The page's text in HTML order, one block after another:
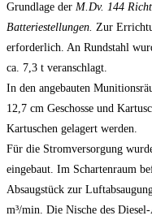
Grundlage der M.Dv. 144
Batteriestellungen. Zur
erforderlich. An Rundstahl
ca. 7,3 t veranschlagt.
In den angebauten
12,7 cm Geschosse und
Kartuschen gelagert werden.
Für die Stromversorgung
eingebaut. Im Schartenraum
Absaugstück zur
m³/min. Die Nische des